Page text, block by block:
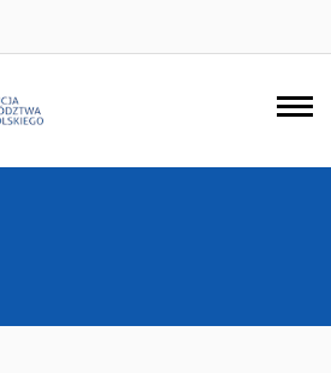
w Krakowie
w Nowym Sączu
w Tarnowie